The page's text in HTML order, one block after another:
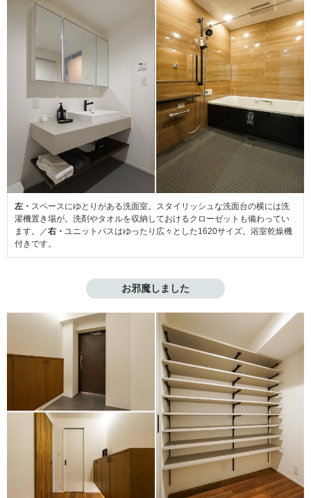
左・ スペースにゆとりがある洗面室。スタイリッシュな洗面台の横には洗
濯機置き場が。洗剤やタオルを収納しておけるクローゼットも備わってい
ます。／右・ ユニットバスはゆったり広々とした1620サイズ。浴室乾燥機
付きです。
お邪魔しました